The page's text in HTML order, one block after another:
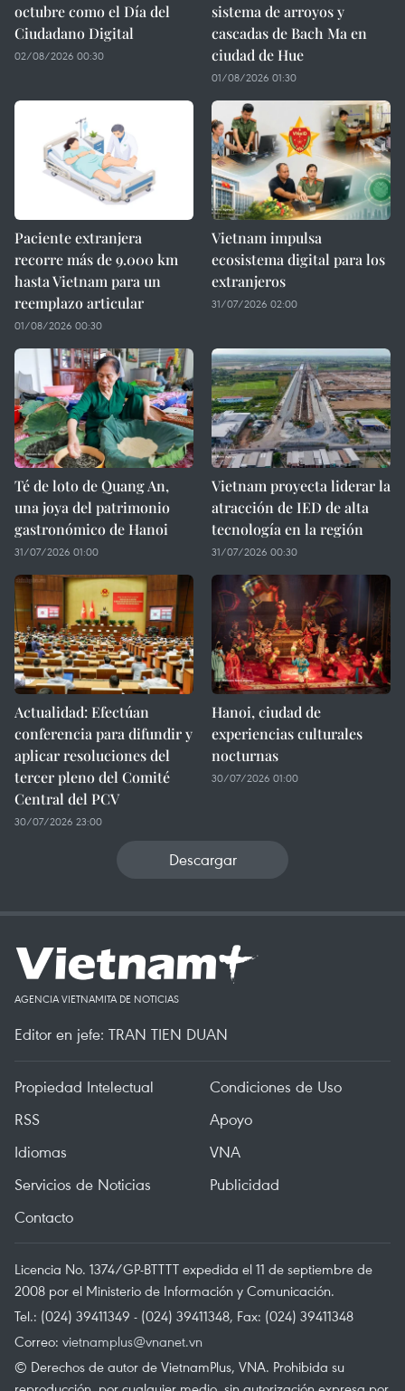
octubre como el Día del
Ciudadano Digital
02/08/2026 00:30
sistema de arroyos y
cascadas de Bach Ma en
ciudad de Hue
01/08/2026 01:30
Paciente extranjera
recorre más de 9.000 km
hasta Vietnam para un
reemplazo articular
01/08/2026 00:30
Vietnam impulsa
ecosistema digital para los
extranjeros
31/07/2026 02:00
Té de loto de Quang An,
una joya del patrimonio
gastronómico de Hanoi
31/07/2026 01:00
Vietnam proyecta liderar la
atracción de IED de alta
tecnología en la región
31/07/2026 00:30
Actualidad: Efectúan
conferencia para difundir y
aplicar resoluciones del
tercer pleno del Comité
Central del PCV
30/07/2026 23:00
Hanoi, ciudad de
experiencias culturales
nocturnas
30/07/2026 01:00
Descargar
AGENCIA VIETNAMITA DE NOTICIAS
Editor en jefe: TRAN TIEN DUAN
Propiedad Intelectual
Condiciones de Uso
RSS
Apoyo
Idiomas
VNA
Servicios de Noticias
Publicidad
Contacto
Licencia No. 1374/GP-BTTTT expedida el 11 de septiembre de
2008 por el Ministerio de Información y Comunicación.
Tel.: (024) 39411349 - (024) 39411348, Fax: (024) 39411348
Correo: vietnamplus@vnanet.vn
© Derechos de autor de VietnamPlus, VNA. Prohibida su